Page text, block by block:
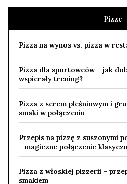
Pizze
Pizza na wynos vs. pizza w
Pizza dla sportowców – jak
wspierały trening?
Pizza z serem pleśniowym i
smaki w połączeniu
Przepis na pizzę z suszonymi
– magiczne połączenie
Pizza z włoskiej pizzerii –
smakiem